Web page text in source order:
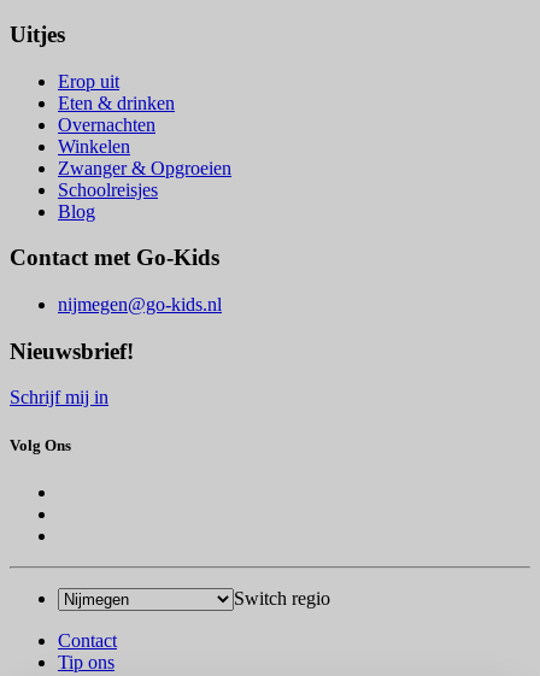
Uitjes
Erop uit
Eten & drinken
Overnachten
Winkelen
Zwanger & Opgroeien
Schoolreisjes
Blog
Contact met Go-Kids
nijmegen@go-kids.nl
Nieuwsbrief!
Schrijf mij in
Volg Ons
Switch regio
Contact
Tip ons